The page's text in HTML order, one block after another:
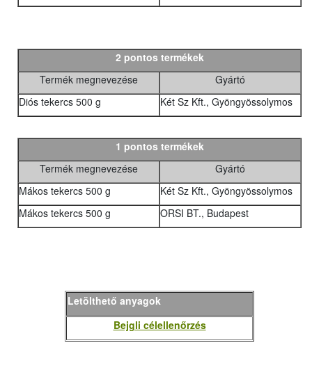
2 pontos termékek
Termék megnevezése
Gyártó
Diós tekercs 500 g
Két Sz Kft., Gyöngyössolymos
1 pontos termékek
Termék megnevezése
Gyártó
Mákos tekercs 500 g
Két Sz Kft., Gyöngyössolymos
Mákos tekercs 500 g
ORSI BT., Budapest
Letölthető anyagok
Bejgli célellenőrzés